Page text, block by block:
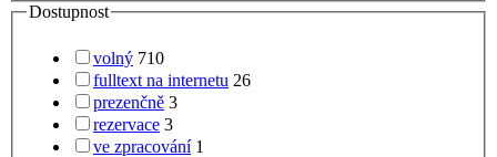
Dostupnost
volný 710
fulltext na internetu 26
prezenčně 3
rezervace 3
ve zpracování 1